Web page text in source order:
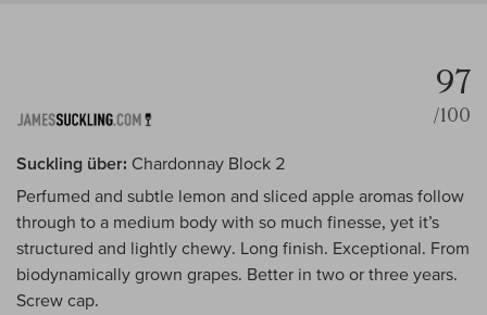
97
/100
Suckling über: Chardonnay Block 2
Perfumed and subtle lemon and sliced apple aromas follow
through to a medium body with so much finesse, yet it’s
structured and lightly chewy. Long finish. Exceptional. From
biodynamically grown grapes. Better in two or three years.
Screw cap.